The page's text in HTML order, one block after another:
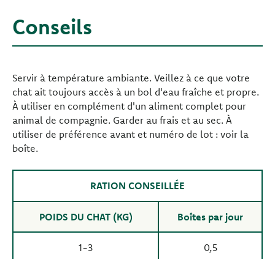
Conseils
Servir à température ambiante. Veillez à ce que votre
chat ait toujours accès à un bol d'eau fraîche et propre.
À utiliser en complément d'un aliment complet pour
animal de compagnie. Garder au frais et au sec. À
utiliser de préférence avant et numéro de lot : voir la
boîte.
RATION CONSEILLÉE
POIDS DU CHAT (KG) Boîtes par jour
1-3 0,5